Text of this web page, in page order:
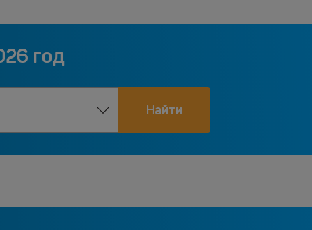
год
Найти